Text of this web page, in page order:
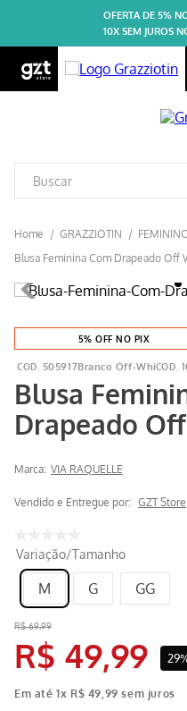
OFERTA DE 5%
10X SEM JUROS
GRAZZIOTIN
Blusa Feminina Com Drapeado Off
5% OFF NO PIX
505917Branco Off-Whi
Blusa
Drapeado
Marca: VIA RAQUELLE
Vendido e Entregue por: GZT Store
Variação/Tamanho
M G GG
R$ 69,99
R$ 49,99
Em até1x R$ 49 99 sem juros